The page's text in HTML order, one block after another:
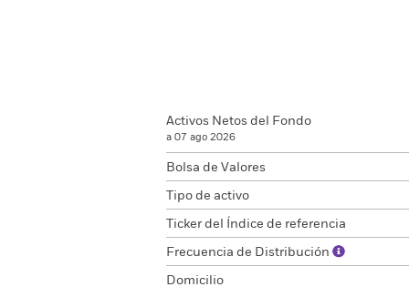
Activos Netos del Fondo
a 07 ago 2026
Bolsa de Valores
Tipo de activo
Ticker del Índice de referencia
Frecuencia de Distribución
Domicilio